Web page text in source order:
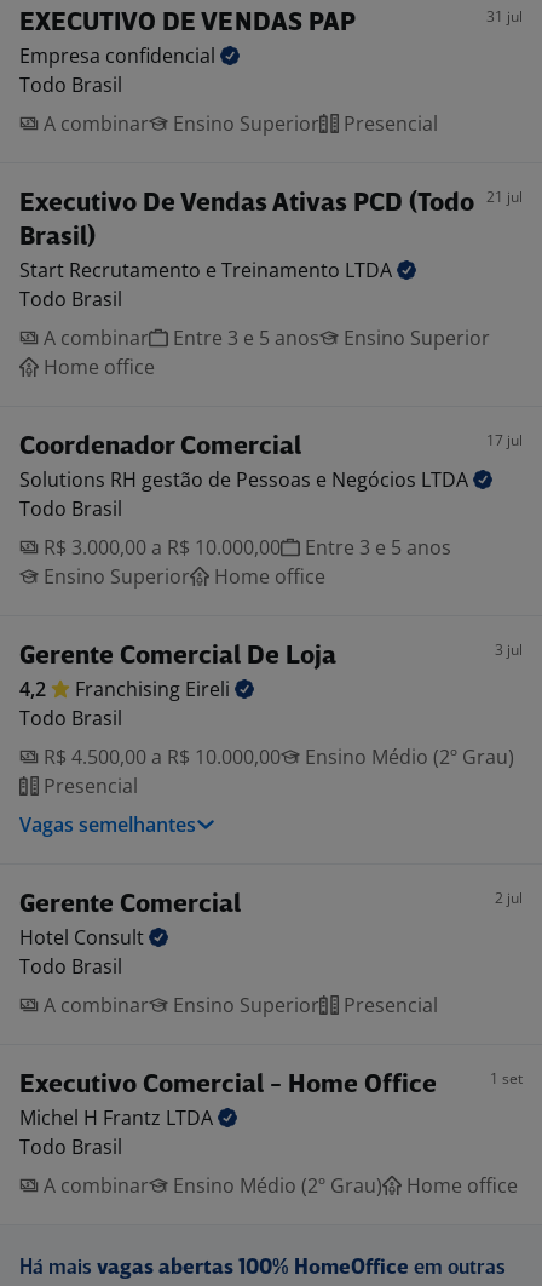
EXECUTIVO DE VENDAS PAP 31 jul
Empresa confidencial
Todo Brasil
A combinar
Ensino Superior Presencial
Executivo De Vendas Ativas PCD (Todo
Brasil)
21 jul
Start Recrutamento e Treinamento LTDA
Todo Brasil
A combinar
Entre 3 e 5 anos
Ensino Superior
Home office
Coordenador Comercial 17 jul
Solutions RH gestão de Pessoas e Negócios LTDA
Todo Brasil
R$ 3.000,00 a R$ 10.000,00
Entre 3 e 5 anos
Ensino Superior
Home office
Gerente Comercial De Loja 3 jul
4,2 Franchising Eireli
Todo Brasil
R$ 4.500,00 a R$ 10.000,00
Ensino Médio (2º Grau)
Presencial
Vagas semelhantes
Gerente Comercial 2 jul
Hotel Consult
Todo Brasil
A combinar
Ensino Superior Presencial
Executivo Comercial - Home Office 1 set
Michel H Frantz LTDA
Todo Brasil
A combinar
Ensino Médio (2º Grau) Home office
Há mais vagas abertas 100% HomeOffice em outras